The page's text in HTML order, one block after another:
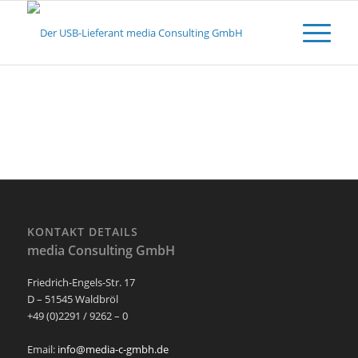
KONTAKT DETAILS
media Consulting GmbH
Friedrich-Engels-Str. 17
D – 51545 Waldbröl
+49 (0)2291 / 9262 – 0
Email: info@media-c-gmbh.de